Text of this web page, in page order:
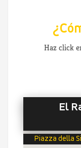
Haz click
El
Piazza della